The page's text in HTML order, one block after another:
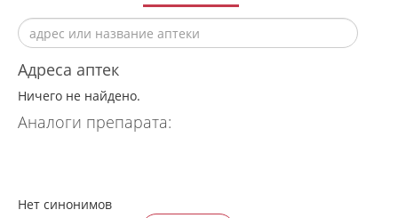
Адреса аптек
Ничего не найдено.
Аналоги препарата:
Нет синонимов